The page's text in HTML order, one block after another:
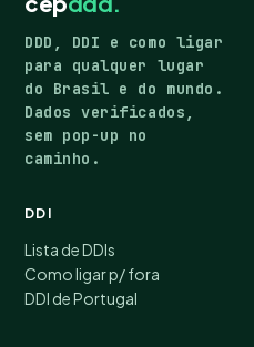
DDD, DDI e como ligar
para qualquer lugar
do Brasil e do mundo.
Dados verificados,
sem pop-up no
caminho.
DDI
Lista de DDIs
Como ligar p/ fora
DDI de Portugal